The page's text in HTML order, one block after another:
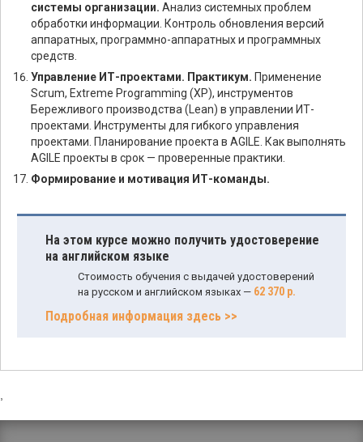
системы организации. Анализ системных проблем
обработки информации. Контроль обновления версий
аппаратных, программно-аппаратных и программных
средств.
Управление ИТ-проектами. Практикум. Применение
Scrum, Extreme Programming (XP), инструментов
Бережливого производства (Lean) в управлении ИТ-
проектами. Инструменты для гибкого управления
проектами. Планирование проекта в AGILE. Как выполнять
AGILE проекты в срок — проверенные практики.
Формирование и мотивация ИТ-команды.
На этом курсе можно получить удостоверение
на английском языке
Стоимость обучения с выдачей удостоверений
на русском и английском языках — 62 370 р.
Подробная информация здесь >>